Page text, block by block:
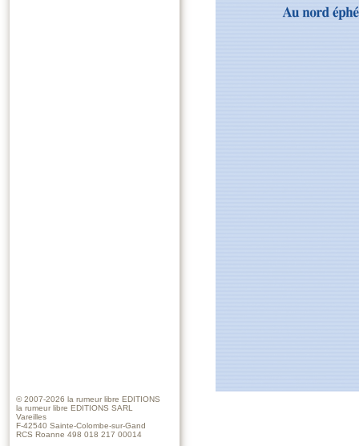
© 2007-2026 la rumeur libre EDITIONS
la rumeur libre EDITIONS SARL
Vareilles
F-42540 Sainte-Colombe-sur-Gand
RCS Roanne 498 018 217 00014